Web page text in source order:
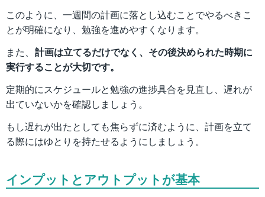
このように、一週間の計画に落とし込むことでやるべきこ
とが明確になり、勉強を進めやすくなります。
また、 計画は立てるだけでなく、その後決められた時期に
実行することが大切です。
定期的にスケジュールと勉強の進捗具合を見直し、遅れが
出ていないかを確認しましょう。
もし遅れが出たとしても焦らずに済むように、計画を立て
る際にはゆとりを持たせるようにしましょう。
インプットとアウトプットが基本